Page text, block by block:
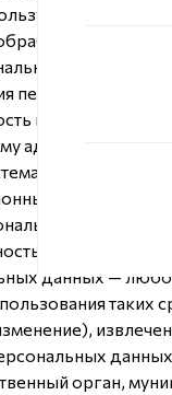
в
данных —
персональных
графических
адресу https://
технологий и
данных —
персональных
данных —
орган,